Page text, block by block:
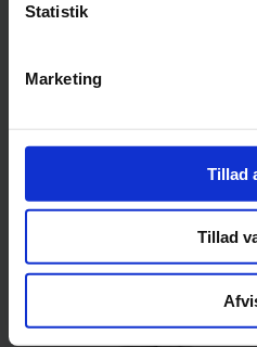
Statistik
Marketing
Tillad
Tillad
Arbejde med
glæde